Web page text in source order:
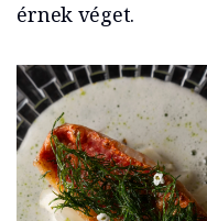
érnek véget.